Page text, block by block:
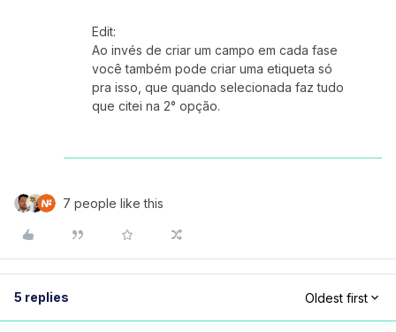
Edit:
Ao invés de criar um campo em cada fase
você também pode criar uma etiqueta só
pra isso, que quando selecionada faz tudo
que citei na 2° opção.
7 people like this
5 replies Oldest first